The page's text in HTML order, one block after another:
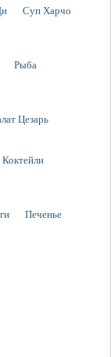
Суп Харчо
Рыба
Цезарь
Коктейли
Печенье